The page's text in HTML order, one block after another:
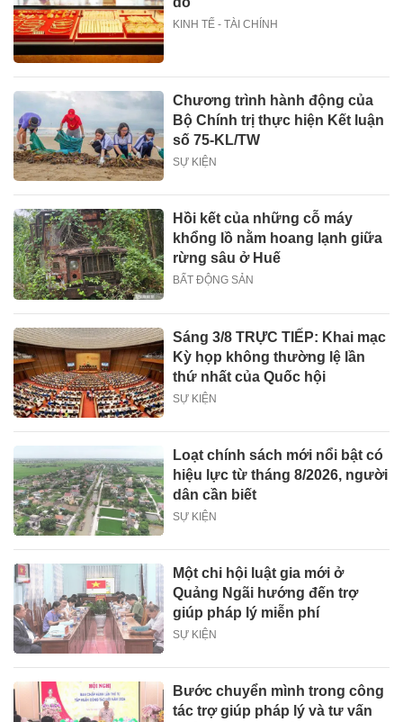
KINH TẾ - TÀI CHÍNH
Chương trình hành động của
Bộ Chính trị thực hiện Kết luận
số 75-KL/TW
SỰ KIỆN
Hồi kết của những cỗ máy
khổng lồ nằm hoang lạnh giữa
rừng sâu ở Huế
BẤT ĐỘNG SẢN
Sáng 3/8 TRỰC TIẾP: Khai mạc
Kỳ họp không thường lệ lần
thứ nhất của Quốc hội
SỰ KIỆN
Loạt chính sách mới nổi bật có
hiệu lực từ tháng 8/2026, người
dân cần biết
SỰ KIỆN
Một chi hội luật gia mới ở
Quảng Ngãi hướng đến trợ
giúp pháp lý miễn phí
SỰ KIỆN
Bước chuyển mình trong công
tác trợ giúp pháp lý và tư vấn